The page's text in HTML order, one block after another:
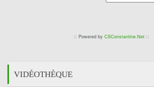
:: Powered by CSConstantine.Net::
VIDÉOTHÈQUE